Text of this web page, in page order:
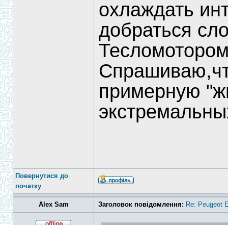
охлаждать
добраться
примерную
Повернутися до
початку
Alex Sam Заголовок повідомлення: Re: Peugeot